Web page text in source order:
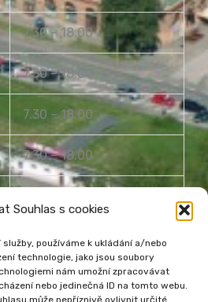
Souhlas s cookies
používáme k ukládání a/nebo
technologie, jako jsou soubory
nám umožní zpracovávat
nebo jedinečná ID na tomto webu.
může nepříznivě ovlivnit určité
7.30 – 18.00
7.30 – 18.00
7.30 – 18.00
7.30 – 18.00
Zavřeno